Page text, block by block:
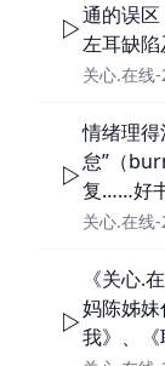
通的误
左耳缺
关心.在线
情绪理
怠”（
复……好
关心.在线
《关心.
妈陈姊
我》、《